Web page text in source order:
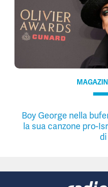
Boy George nella
la sua canzone pro-